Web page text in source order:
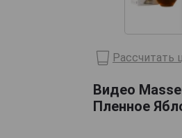
Рассчитать
Видео
Пленное